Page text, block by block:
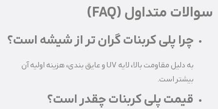
سوالات متداول (FAQ)
چرا پلی کربنات گران‌ تر از شیشه است؟
به دلیل مقاومت بالا، لایه UV و عایق‌ بندی، هزینه اولیه آن
بیشتر است.
قیمت پلی کربنات چقدر است؟